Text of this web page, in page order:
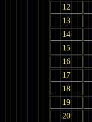
12
13
14
15
16
17
18
19
20